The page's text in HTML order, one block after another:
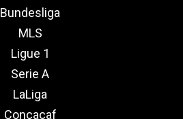
Bundesliga
MLS
Ligue 1
Serie A
LaLiga
Concacaf